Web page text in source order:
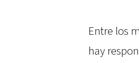
Entre los
hay